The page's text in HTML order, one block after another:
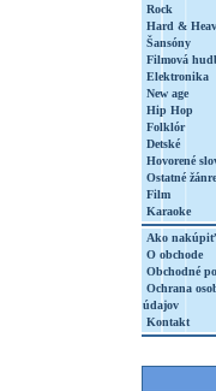
Rock
Hard &
Šansóny
Filmová
Elektronika
New age
Hip Hop
Folklór
Detské
Hovorené
Ostatné žánre
Film
Karaoke
Ako nakúpiť
O obchode
Obchodné
Ochrana
údajov
Kontakt